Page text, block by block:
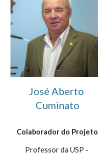
José Aberto
Cuminato
Colaborador do Projeto
Professor da USP -